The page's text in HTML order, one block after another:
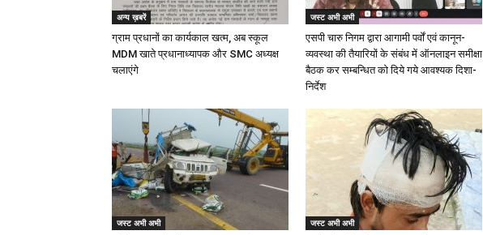
अन्य ख़बरें
ग्राम प्रधानों का कार्यकाल खत्म, अब स्कूल
MDM खाते प्रधानाध्यापक और SMC अध्यक्ष
चलाएंगे
जस्ट अभी अभी
एसपी चारु निगम द्वारा आगामी पर्वों एवं कानून-
व्यवस्था की तैयारियों के संबंध में ऑनलाइन समीक्षा
बैठक कर सम्बन्धित को दिये गये आवश्यक दिशा-
निर्देश
जस्ट अभी अभी जस्ट अभी अभी